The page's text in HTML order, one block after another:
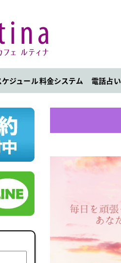
ケジュール料金システム 電話占い